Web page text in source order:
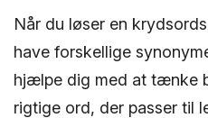
Når du løser en
have forskellige
hjælpe dig med at tænke
rigtige ord, der passer til